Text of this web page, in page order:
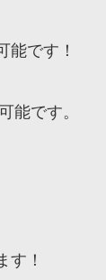
能です！
能です。
す！